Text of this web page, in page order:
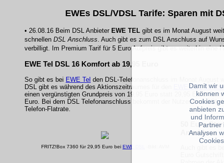
EWEs DSL/VDSL Tarife: Sparen mit
• 26.08.16 Beim DSL Anbieter EWE TEL gibt es im Monat August
schnellen DSL Anschluss. Auch gibt es zum DSL Anschluss auf
verbilligt. Im Premium Tarif für 5 Euro Aufpreis gibt es weiterhin eine
EWE Tel DSL 16 Komfort ab 19,95 Euro
So gibt es bei EWE Tel den DSL-Telefonanschluss im Monat August
DSL gibt es während des Aktionszeitraumes für den
EWE DSL 16
einen vergünstigten Grundpreis von 19,95 Euro statt 29,95 Euro.
Euro. Bei dem DSL Telefonanschluss bekommt der Nutzer eine DSL
Telefon-Flatrate.
FRITZ!Box 7360 für 29,95 Euro bei EWE DSL
50 Euro
Anschluss
Damit wir
können
Cookies
anbieten
und
Partner
Analysen